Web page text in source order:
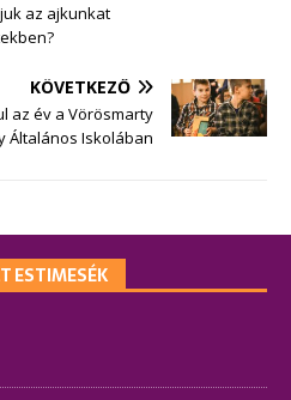
az ajkunkat
KÖVETKEZŐ
az év a Vörösmarty
Általános Iskolában
ESTIMESÉK